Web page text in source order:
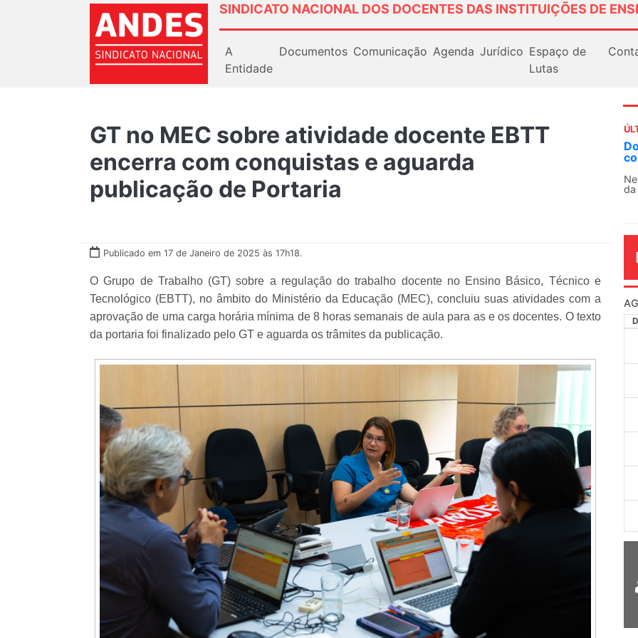
SINDICATO NACIONAL DOS DOCENTES DAS INSTITUIÇÕES DE
A
Entidade
Documentos Comunicação Agenda Jurídico Espaço de
Lutas
GT no MEC sobre atividade docente EBTT
encerra com conquistas e aguarda
publicação de Portaria
Publicado em 17 de Janeiro de 2025 às 17h18.
O Grupo de Trabalho (GT) sobre a regulação do trabalho docente no Ensino Básico, Técnico e
Tecnológico (EBTT), no âmbito do Ministério da Educação (MEC), concluiu suas atividades com a
aprovação de uma carga horária mínima de 8 horas semanais de aula para as e os docentes. O texto
da portaria foi finalizado pelo GT e aguarda os trâmites da publicação.
O